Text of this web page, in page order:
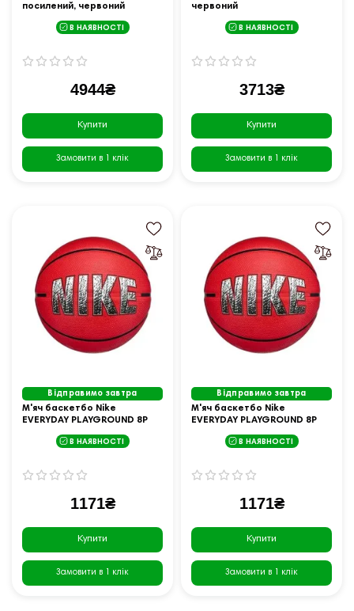
посилений, червоний
В НАЯВНОСТІ
4944₴
Купити
Замовити в 1 клік
червоний
В НАЯВНОСТІ
3713₴
Купити
Замовити в 1 клік
Відправимо завтра
М'яч баскетбо Nike
EVERYDAY PLAYGROUND 8P
червоно-чорний
В НАЯВНОСТІ
1171₴
Купити
Замовити в 1 клік
Відправимо завтра
М'яч баскетбо Nike
EVERYDAY PLAYGROUND 8P
червоно-чорний
В НАЯВНОСТІ
1171₴
Купити
Замовити в 1 клік